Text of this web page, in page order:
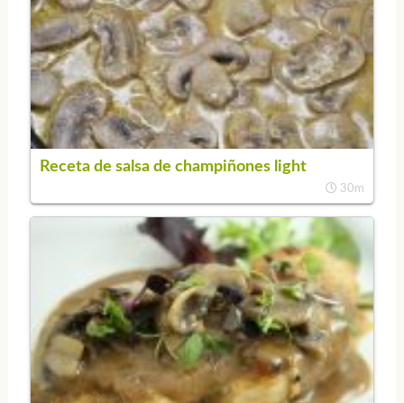
Receta de salsa de champiñones light
30m